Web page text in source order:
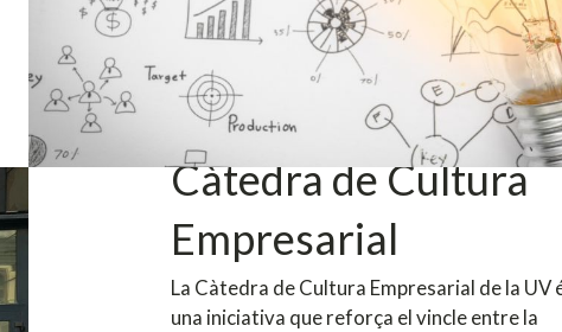
Càtedra de Cultura
Empresarial
La Càtedra de Cultura Empresarial de la UV
una iniciativa que reforça el vincle entre la